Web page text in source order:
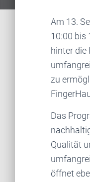
Am 13.
10:00 bis
hinter die
zu
Das
Qualität
öffnet